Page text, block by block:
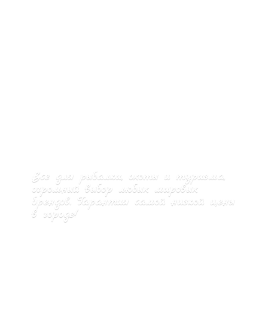
Все для рыбалки, охоты и туризма,
огромный выбор любых мировых
брендов. Гарантия самой низкой цены
в городе!